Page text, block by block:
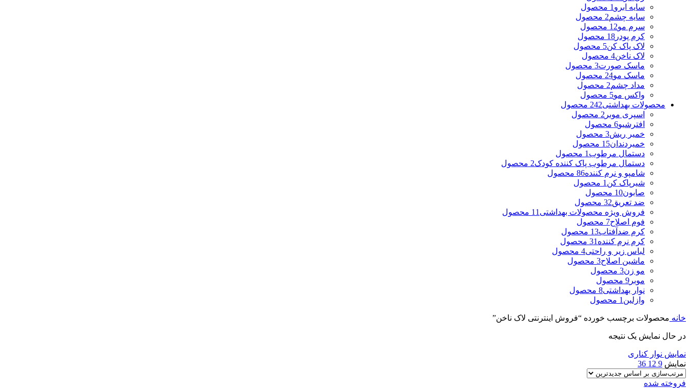
سایه ابرو 1 محصول
سایه چشم2 محصول
سرم مو12 محصول
کرم پودر 18 محصول
لاک پاک کن5 محصول
لاک ناخن4 محصول
ماسک صورت3 محصول
ماسک مو24 محصول
مداد چشم2 محصول
واکس مو5 محصول
محصولات بهداشتی242 محصول
اسپری موبر 2 محصول
افترشیو6 محصول
خمیر ریش3 محصول
خمیردندان15 محصول
دستمال مرطوب 1 محصول
دستمال مرطوب پاک کننده کودک2 محصول
شامپو و نرم کننده86 محصول
شیرپاک کن 1 محصول
صابون10 محصول
ضد تعریق32 محصول
فروش ویژه محصولات بهداشتی 11 محصول
فوم اصلاح7 محصول
کرم ضدآفتاب13 محصول
کرم نرم کننده 31 محصول
لباس زیر و راحتی4 محصول
ماشین اصلاح3 محصول
مو زن3 محصول
موبر 9 محصول
نوار بهداشتی8 محصول
وازلین 1 محصول
خانه محصولات برچسب خورده “فروش اینترنتی لاک ناخن”
در حال نمایش یک نتیجه
نمایش نوار کناری
نمایش 9
12
36
فروخته شده